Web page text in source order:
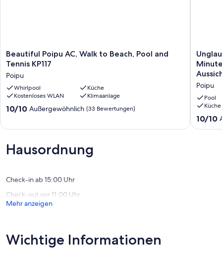
Beautiful
Poipu
Walk
to
Beach,
Pool
and
Beautiful Poipu AC, Walk to Beach, Pool and
Tennis KP117
Poipu
Whirlpool
Küche
Kostenloses WLAN
Klimaanlage
10.0
(33
Bewertungen)
10/10 Außergewöhnlich (33 Bewertungen)
1BR
/
Ocean
View
Suite!
3
Minuten
Poipu
Pool
Küche
10.0
von
10/10
Hausordnung
Check-in ab 15:00 Uhr
Check-out vor 11:00 Uhr
Mehr anzeigen
Wichtige Informationen